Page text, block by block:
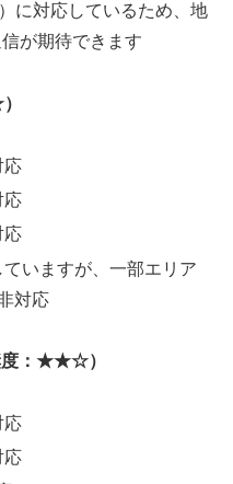
に対応しているため、地
が期待できます
応
応
応
いますが、一部エリア
対応
度：★★☆）
応
応